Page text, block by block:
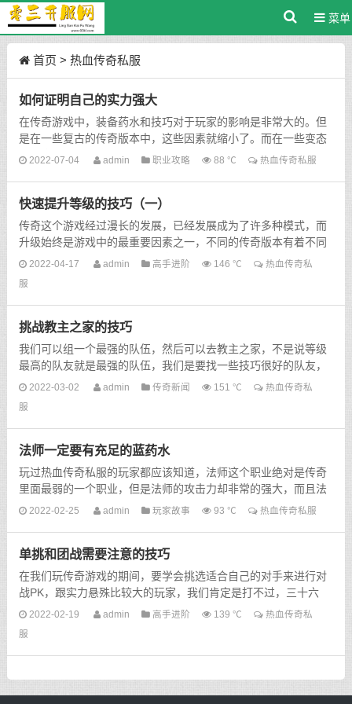
菜单
首页 > 热血传奇私服
如何证明自己的实力强大
在传奇游戏中，装备药水和技巧对于玩家的影响是非常大的。但
是在一些复古的传奇版本中，这些因素就缩小了。而在一些变态
的传奇般等中，这些因素可能就被放大了。而玩家在游戏...
2022-07-04 admin 职业攻略 88 ℃ 热血传奇私服
快速提升等级的技巧（一）
传奇这个游戏经过漫长的发展，已经发展成为了许多种模式，而
升级始终是游戏中的最重要因素之一，不同的传奇版本有着不同
的升级方法，有一些版本，玩家可以通过挂机砍怪来获得经验...
2022-04-17 admin 高手进阶 146 ℃
热血传奇私
服
挑战教主之家的技巧
我们可以组一个最强的队伍，然后可以去教主之家，不是说等级
最高的队友就是最强的队伍，我们是要找一些技巧很好的队友，
这样的玩家才是最好的，那么在热血传奇私服里面还有什么好...
2022-03-02 admin 传奇新闻 151 ℃
热血传奇私
服
法师一定要有充足的蓝药水
玩过热血传奇私服的玩家都应该知道，法师这个职业绝对是传奇
里面最弱的一个职业，但是法师的攻击力却非常的强大，而且法
师在31级以后可以学习魔法盾这个技能，这样的话就会大大...
2022-02-25 admin 玩家故事 93 ℃ 热血传奇私服
单挑和团战需要注意的技巧
在我们玩传奇游戏的期间，要学会挑选适合自己的对手来进行对
战PK，跟实力悬殊比较大的玩家，我们肯定是打不过，三十六
计，走为上计，可是要是在面对跟我们实力差不了多少的时候，
2022-02-19 admin 高手进阶 139 ℃
热血传奇私
服